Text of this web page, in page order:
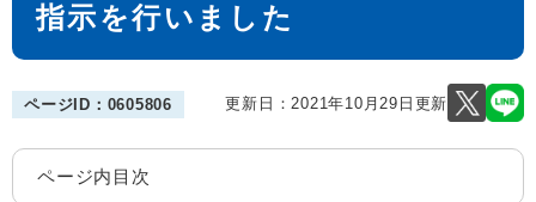
指示を行いました
ページID：0605806 更新日：2021年10月29日更新
ページ内目次